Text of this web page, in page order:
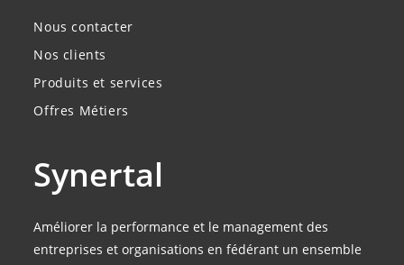
Nous contacter
Nos clients
Produits et services
Offres Métiers
Synertal
Améliorer la performance et le management des
entreprises et organisations en fédérant un ensemble